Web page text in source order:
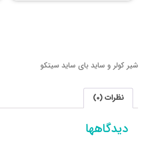
شیر کولر و ساید بای ساید سیتکو
نظرات (0)
دیدگاهها